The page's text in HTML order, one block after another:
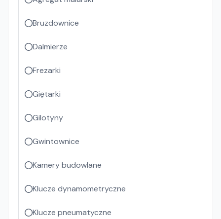
Bruzdownice
Dalmierze
Frezarki
Giętarki
Gilotyny
Gwintownice
Kamery budowlane
Klucze dynamometryczne
Klucze pneumatyczne